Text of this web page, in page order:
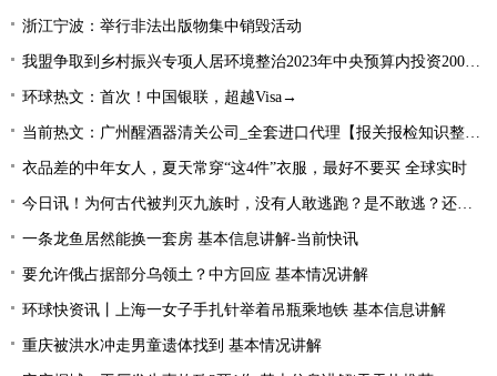
浙江宁波：举行非法出版物集中销毁活动
我盟争取到乡村振兴专项人居环境整治2023年中央预算内投资2000万元
环球热文：首次！中国银联，超越Visa→
当前热文：广州醒酒器清关公司_全套进口代理【报关报检知识整理】
衣品差的中年女人，夏天常穿“这4件”衣服，最好不要买 全球实时
今日讯！为何古代被判灭九族时，没有人敢逃跑？是不敢逃？还是不能逃
一条龙鱼居然能换一套房 基本信息讲解-当前快讯
要允许俄占据部分乌领土？中方回应 基本情况讲解
环球快资讯丨上海一女子手扎针举着吊瓶乘地铁 基本信息讲解
重庆被洪水冲走男童遗体找到 基本情况讲解